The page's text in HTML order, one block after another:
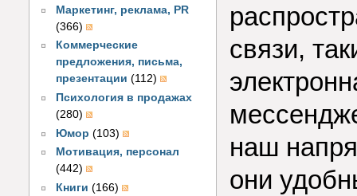
Маркетинг, реклама, PR
(366)
Коммерческие
предложения, письма,
презентации (112)
Психология в продажах
(280)
Юмор (103)
Мотивация, персонал
(442)
Книги (166)
связи,
наш
они